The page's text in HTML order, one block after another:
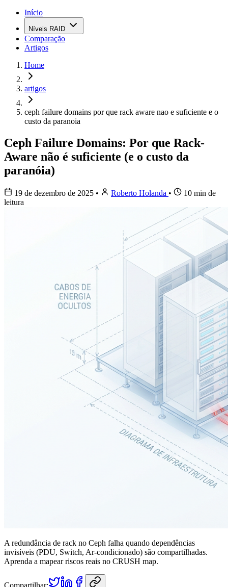
Início
Níveis RAID
Comparação
Artigos
Home
artigos
ceph failure domains por que rack aware nao e suficiente e o
custo da paranoia
Ceph Failure Domains: Por que Rack-
Aware não é suficiente (e o custo da
paranóia)
19 de dezembro de 2025 • Roberto Holanda •
10 min de
leitura
A redundância de rack no Ceph falha quando dependências
invisíveis (PDU, Switch, Ar-condicionado) são compartilhadas.
Aprenda a mapear riscos reais no CRUSH map.
Compartilhar: